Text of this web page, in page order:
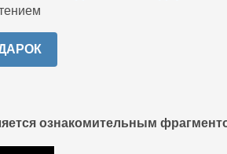
ознакомительным